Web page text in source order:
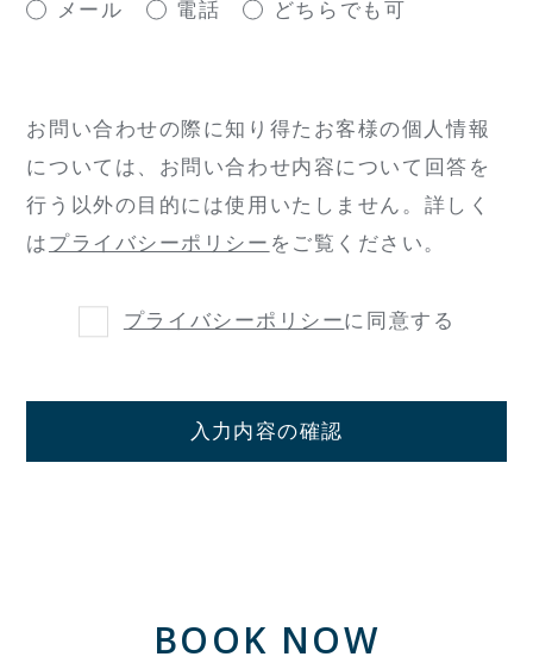
メール 電話 どちらでも可
お問い合わせの際に知り得たお客様の個人情報
については、 お問い合わせ内容について回答を
行う以外の目的には使用いたしません。 詳しく
は プライバシーポリシー をご覧ください。
プライバシーポリシーに同意する
入力内容の確認
BOOK NOW